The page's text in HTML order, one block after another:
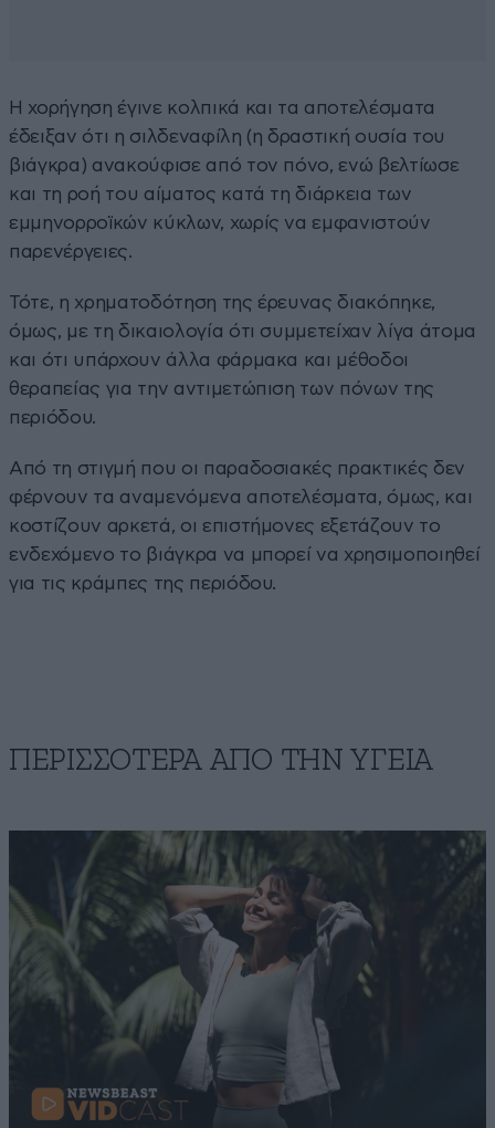
Η χορήγηση έγινε κολπικά και τα αποτελέσματα
έδειξαν ότι η σιλδεναφίλη (η δραστική ουσία του
βιάγκρα) ανακούφισε από τον πόνο, ενώ βελτίωσε
και τη ροή του αίματος κατά τη διάρκεια των
εμμηνορροϊκών κύκλων, χωρίς να εμφανιστούν
παρενέργειες.
Τότε, η χρηματοδότηση της έρευνας διακόπηκε,
όμως, με τη δικαιολογία ότι συμμετείχαν λίγα άτομα
και ότι υπάρχουν άλλα φάρμακα και μέθοδοι
θεραπείας για την αντιμετώπιση των πόνων της
περιόδου.
Από τη στιγμή που οι παραδοσιακές πρακτικές δεν
φέρνουν τα αναμενόμενα αποτελέσματα, όμως, και
κοστίζουν αρκετά, οι επιστήμονες εξετάζουν το
ενδεχόμενο το βιάγκρα να μπορεί να χρησιμοποιηθεί
για τις κράμπες της περιόδου.
ΠΕΡΙΣΣΟΤΕΡΑ ΑΠΟ ΤΗΝ ΥΓΕΙΑ